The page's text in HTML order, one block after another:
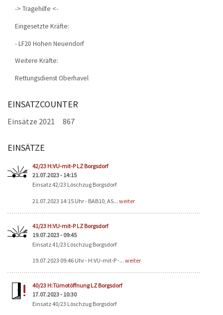
-> Tragehilfe <-
Eingesetzte Kräfte:
- LF20 Hohen Neuendorf
Weitere Kräfte:
Rettungsdienst Oberhavel
EINSATZCOUNTER
Einsätze 2021 867
EINSÄTZE
42/23 H:VU-mit-P LZ Borgsdorf
21.07.2023 - 14:15
Einsatz 42/23 Löschzug Borgsdorf
21.07.2023 14:15 Uhr - BAB10, AS... weiter
41/23 H:VU-mit-P LZ Borgsdorf
19.07.2023 - 09:45
Einsatz 41/23 Löschzug Borgsdorf
19.07.2023 09:46 Uhr - H:VU-mit-P -... weiter
40/23 H:Türnotöffnung LZ Borgsdorf
17.07.2023 - 10:30
Einsatz 40/23 Löschzug Borgsdorf
Seiten